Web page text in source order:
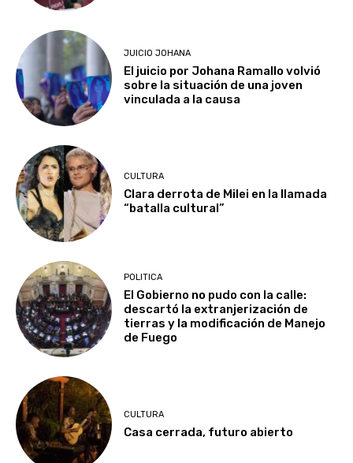
JUICIO JOHANA
El juicio por Johana Ramallo volvió
sobre la situación de una joven
vinculada a la causa
CULTURA
Clara derrota de Milei en la llamada
“batalla cultural”
POLITICA
El Gobierno no pudo con la calle:
descartó la extranjerización de
tierras y la modificación de Manejo
de Fuego
CULTURA
Casa cerrada, futuro abierto